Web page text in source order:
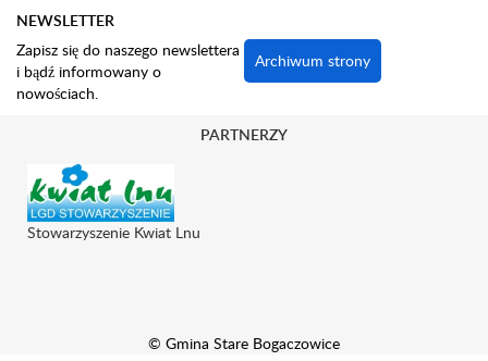
NEWSLETTER
Zapisz się do naszego newslettera
i bądź informowany o
nowościach.
Archiwum strony
© Gmina Stare Bogaczowice
PARTNERZY
Stowarzyszenie Kwiat Lnu